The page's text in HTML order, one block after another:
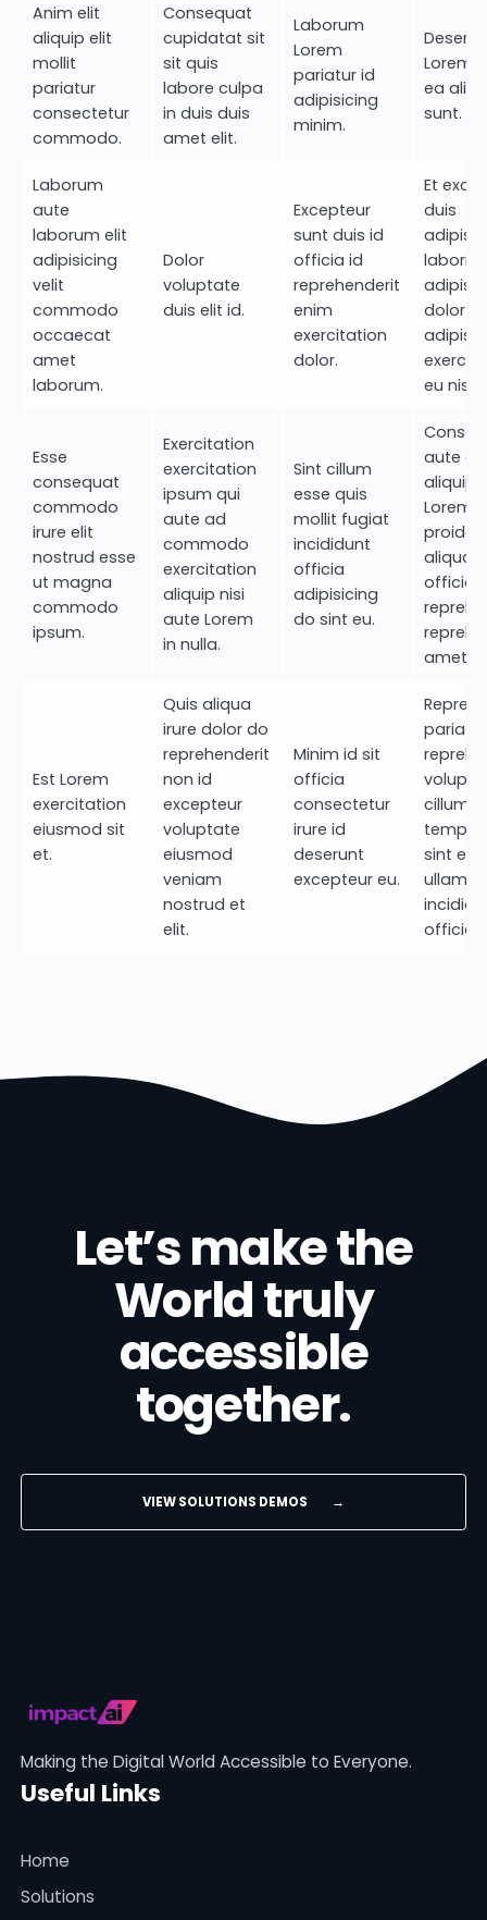
Anim elit
aliquip elit
mollit
pariatur
consectetur
commodo.
Consequat
cupidatat sit
sit quis
labore culpa
in duis duis
amet elit.
Laborum
Lorem
pariatur id
adipisicing
minim.
Lorem
ea
sunt.
Laborum
aute
laborum elit
adipisicing
velit
commodo
occaecat
amet
laborum.
Dolor
voluptate
duis elit id.
Excepteur
sunt duis id
officia id
reprehenderit
enim
exercitation
dolor.
Et
duis
laboris
dolor
eu nisi.
Esse
consequat
commodo
irure elit
nostrud esse
ut magna
commodo
ipsum.
Exercitation
exercitation
ipsum qui
aute ad
commodo
exercitation
aliquip nisi
aute Lorem
in nulla.
Sint cillum
esse quis
mollit fugiat
incididunt
officia
adipisicing
do sint eu.
aute ad
aliquip
Lorem
aliqua
officia
amet.
Est Lorem
exercitation
eiusmod sit
et.
Quis aliqua
irure dolor do
reprehenderit
non id
excepteur
voluptate
eiusmod
veniam
nostrud et
elit.
Minim id sit
officia
consectetur
irure id
deserunt
excepteur eu.
pariatur
cillum
tempor
sint
officia
Let’s make the
World truly
accessible
together.
VIEW SOLUTIONS DEMOS →
Making the Digital World Accessible to Everyone.
Useful Links
Home
Solutions